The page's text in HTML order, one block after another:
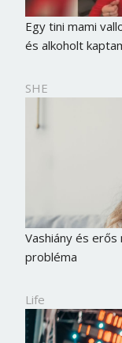
Egy tini mami
és alkoholt
SHE
Vashiány és
probléma
Life